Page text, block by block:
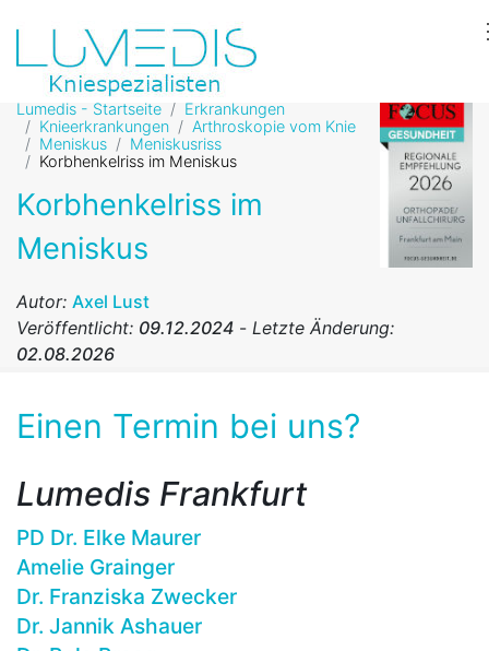
Lumedis - Startseite
Erkrankungen
Knieerkrankungen
Arthroskopie vom Knie
Meniskus
Meniskusriss
Korbhenkelriss im Meniskus
Korbhenkelriss im
Meniskus
Autor: Axel Lust
Veröffentlicht: 09.12.2024 - Letzte Änderung:
02.08.2026
Einen Termin bei uns?
Lumedis Frankfurt
PD Dr. Elke Maurer
Amelie Grainger
Dr. Franziska Zwecker
Dr. Jannik Ashauer